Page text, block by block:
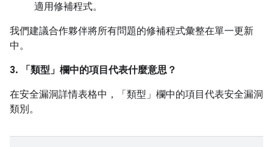
適用修補程式。
我們建議合作夥伴將所有問題的修補程式彙整在單一更新
中。
3. 「類型」 欄中的項目代表什麼意思？
在安全漏洞詳情表格中，「類型」 欄中的項目代表安全漏洞
類別。